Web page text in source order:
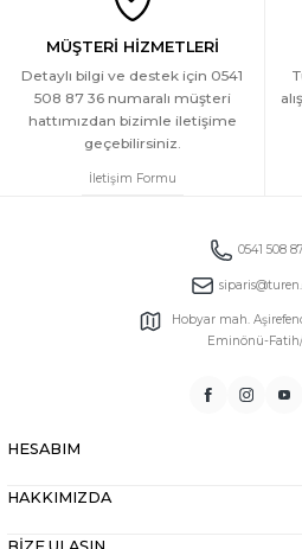
MÜŞTERİ HİZMETLERİ
Detaylı bilgi ve destek için 0541
508 87 36 numaralı müşteri
hattımızdan bizimle iletişime
geçebilirsiniz.
İletişim Formu
0541 508
Hobyar mah.
Eminönü-
HESABIM
HAKKIMIZDA